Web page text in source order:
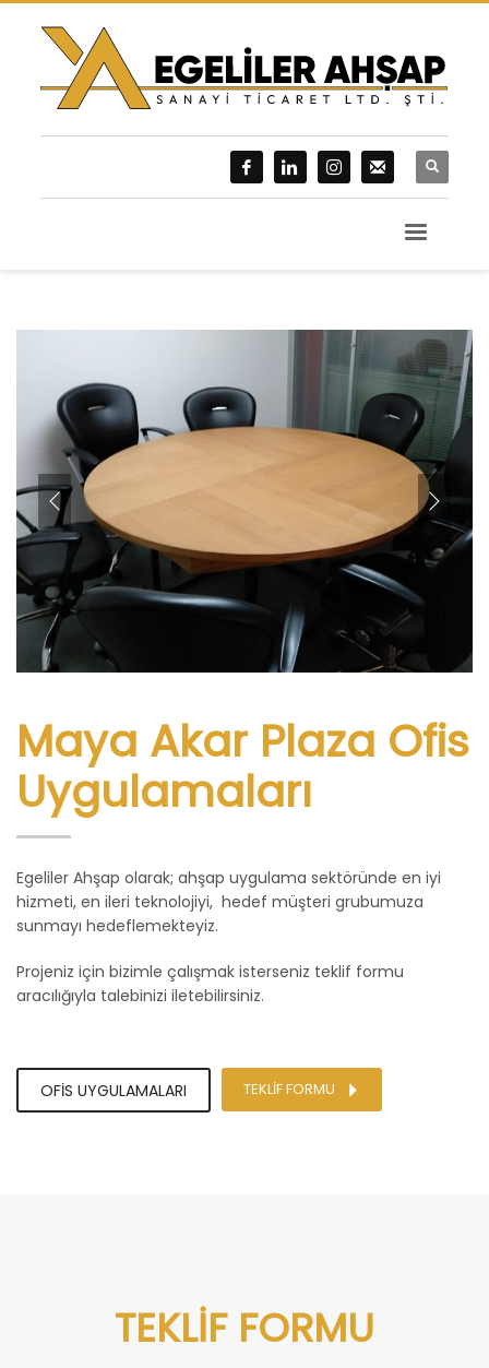
Maya Akar Plaza Ofis
Uygulamaları
Egeliler Ahşap olarak; ahşap uygulama sektöründe en iyi
hizmeti, en ileri teknolojiyi, hedef müşteri grubumuza
sunmayı hedeflemekteyiz.
Projeniz için bizimle çalışmak isterseniz teklif formu
aracılığıyla talebinizi iletebilirsiniz.
OFİS UYGULAMALARI TEKLİF FORMU
TEKLİF FORMU